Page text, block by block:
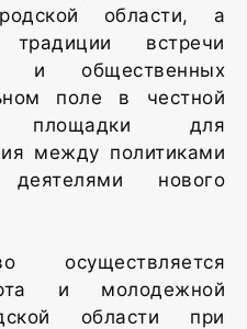
области, а
встречи
и общественных
поле в честной
площадки для
между политиками
нового
осуществляется
и молодежной
области при